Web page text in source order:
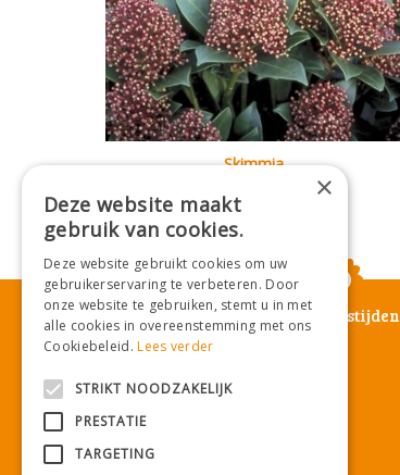
Skimmia
Skimmia japonica 'Wanto'
Openingstijden
Maandag
Woensdag
×
Deze website maakt
gebruik van cookies.
Deze website gebruikt cookies om uw
gebruikerservaring te verbeteren. Door
onze website te gebruiken, stemt u in met
alle cookies in overeenstemming met ons
Cookiebeleid.Lees verder
STRIKT NOODZAKELIJK
PRESTATIE
TARGETING